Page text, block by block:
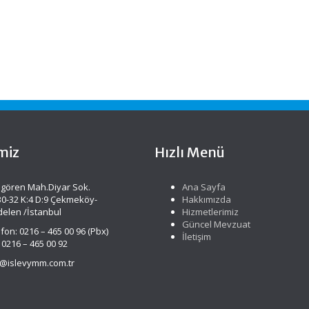
Mah.Diyar Sok.
32 K:4 D:9 Çekmeköy-
/İstanbul
0216 – 465 00 96 (Pbx)
– 465 00 92
Hızlı Menü
Ana Sayfa
Hakkımızda
Hizmetlerimiz
Güncel Mevzuat
İletişim